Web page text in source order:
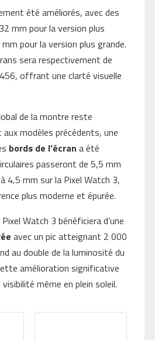
été améliorés, avec des
mm pour la version plus
pour la version plus grande.
sera respectivement de
offrant une clarté visuelle
de la montre reste
modèles précédents, une
bords de l’écran a été
passeront de 5,5 mm
4,5 mm sur la Pixel Watch 3,
plus moderne et épurée.
Watch 3 bénéficiera d’une
avec un pic atteignant 2 000
au double de la luminosité du
amélioration significative
même en plein soleil.